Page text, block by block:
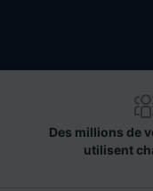
Des millions de
utilisent